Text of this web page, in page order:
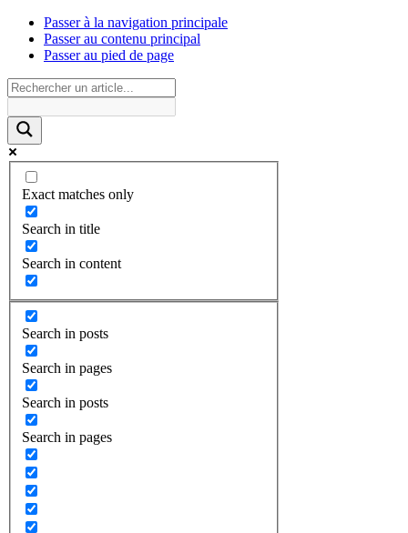
Passer à la navigation principale
Passer au contenu principal
Passer au pied de page
Exact matches only
Search in title
Search in content
Search in posts
Search in pages
Search in posts
Search in pages